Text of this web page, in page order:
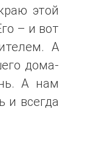
этой
– и вот
А
дома-
А нам
и всегда